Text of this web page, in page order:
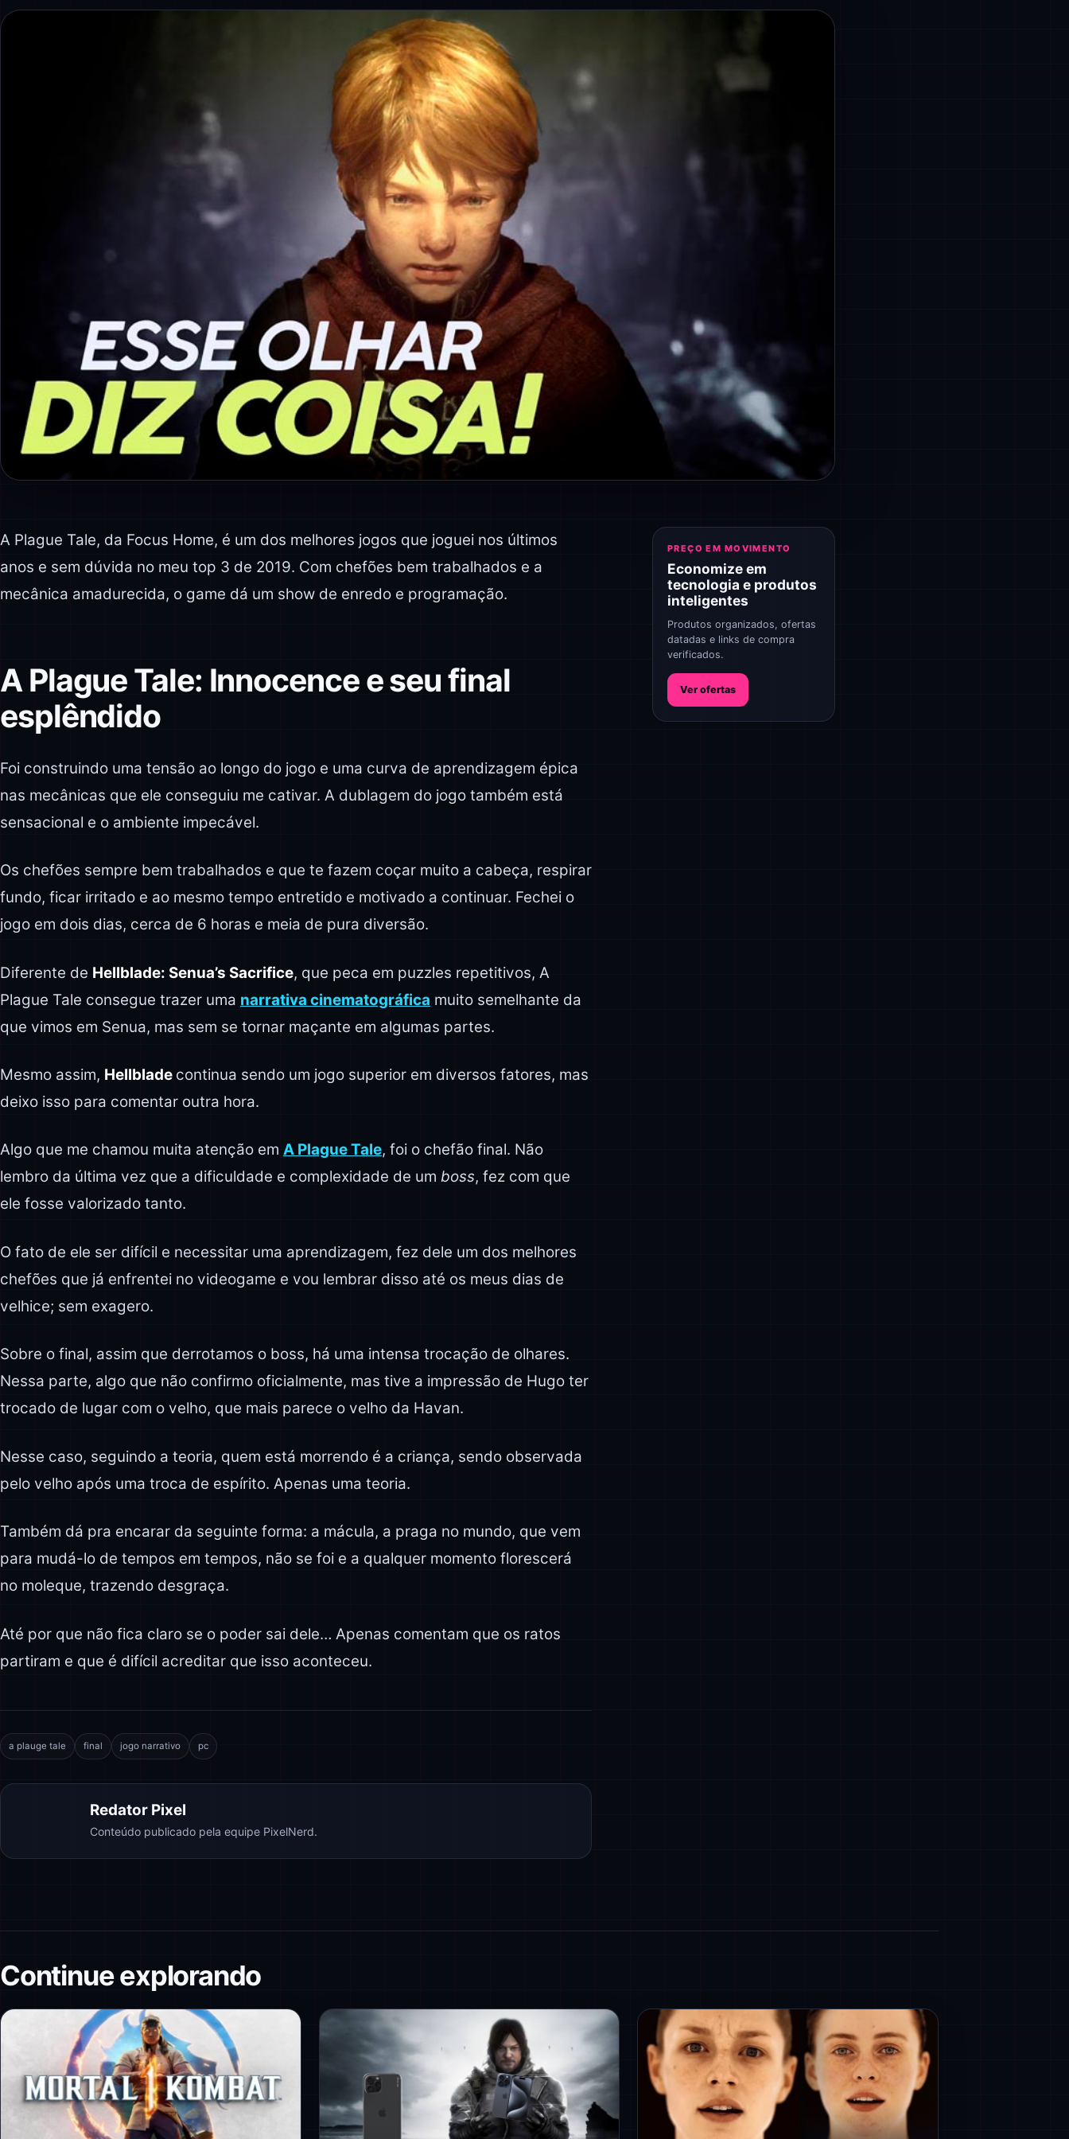
A Plague Tale, da Focus Home, é um dos melhores jogos que joguei nos últimos
anos e sem dúvida no meu top 3 de 2019. Com chefões bem trabalhados e a
mecânica amadurecida, o game dá um show de enredo e programação.
A Plague Tale: Innocence e seu final
esplêndido
Foi construindo uma tensão ao longo do jogo e uma curva de aprendizagem épica
nas mecânicas que ele conseguiu me cativar. A dublagem do jogo também está
sensacional e o ambiente impecável.
Os chefões sempre bem trabalhados e que te fazem coçar muito a cabeça, respirar
fundo, ficar irritado e ao mesmo tempo entretido e motivado a continuar. Fechei o
jogo em dois dias, cerca de 6 horas e meia de pura diversão.
Diferente de Hellblade: Senua’s Sacrifice, que peca em puzzles repetitivos, A
Plague Tale consegue trazer uma narrativa cinematográfica muito semelhante da
que vimos em Senua, mas sem se tornar maçante em algumas partes.
Mesmo assim, Hellblade continua sendo um jogo superior em diversos fatores, mas
deixo isso para comentar outra hora.
Algo que me chamou muita atenção em A Plague Tale, foi o chefão final. Não
lembro da última vez que a dificuldade e complexidade de um boss, fez com que
ele fosse valorizado tanto.
O fato de ele ser difícil e necessitar uma aprendizagem, fez dele um dos melhores
chefões que já enfrentei no videogame e vou lembrar disso até os meus dias de
velhice; sem exagero.
Sobre o final, assim que derrotamos o boss, há uma intensa trocação de olhares.
Nessa parte, algo que não confirmo oficialmente, mas tive a impressão de Hugo ter
trocado de lugar com o velho, que mais parece o velho da Havan.
Nesse caso, seguindo a teoria, quem está morrendo é a criança, sendo observada
pelo velho após uma troca de espírito. Apenas uma teoria.
Também dá pra encarar da seguinte forma: a mácula, a praga no mundo, que vem
para mudá-lo de tempos em tempos, não se foi e a qualquer momento florescerá
no moleque, trazendo desgraça.
Até por que não fica claro se o poder sai dele… Apenas comentam que os ratos
partiram e que é difícil acreditar que isso aconteceu.
a plauge tale final jogo narrativo pc
Redator Pixel
Conteúdo publicado pela equipe PixelNerd.
PREÇO EM MOVIMENTO
Economize em
tecnologia e produtos
inteligentes
Produtos organizados, ofertas
datadas e links de compra
verificados.
Ver ofertas
Continue explorando